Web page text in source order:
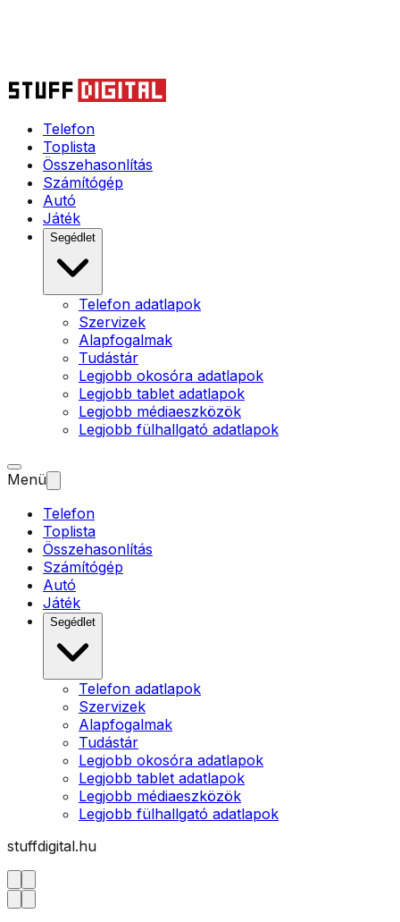
Telefon
Toplista
Összehasonlítás
Számítógép
Autó
Játék
Segédlet
Telefon adatlapok
Szervizek
Alapfogalmak
Tudástár
Legjobb okosóra adatlapok
Legjobb tablet adatlapok
Legjobb médiaeszközök
Legjobb fülhallgató adatlapok
Menü
Telefon
Toplista
Összehasonlítás
Számítógép
Autó
Játék
Segédlet
Telefon adatlapok
Szervizek
Alapfogalmak
Tudástár
Legjobb okosóra adatlapok
Legjobb tablet adatlapok
Legjobb médiaeszközök
Legjobb fülhallgató adatlapok
stuffdigital.hu